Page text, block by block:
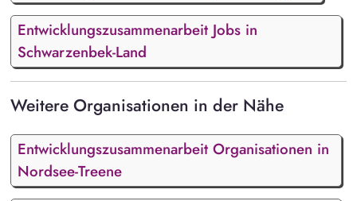
Entwicklungszusammenarbeit Jobs in
Schwarzenbek-Land
Weitere Organisationen in der Nähe
Entwicklungszusammenarbeit Organisationen in
Nordsee-Treene